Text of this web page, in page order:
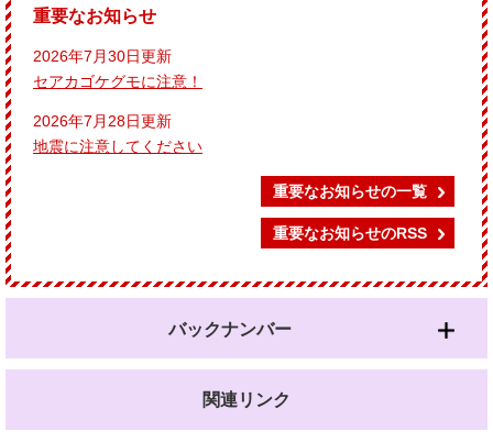
重要なお知らせ
2026年7月30日更新
セアカゴケグモに注意！
2026年7月28日更新
地震に注意してください
重要なお知らせの一覧
重要なお知らせのRSS
バックナンバー
関連リンク